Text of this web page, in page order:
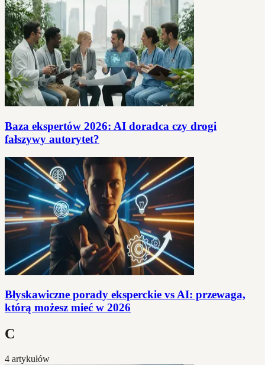
Baza ekspertów 2026: AI doradca czy drogi
fałszywy autorytet?
Błyskawiczne porady eksperckie vs AI: przewaga,
którą możesz mieć w 2026
C
4 artykułów